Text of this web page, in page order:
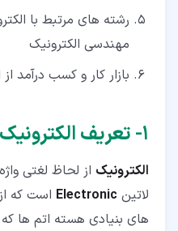
۴‏-‏۱‏- انواع مدارهای الکترونیکی
۵‏- رشته الکترونیک
۵‏-‏۱‏- زیر شاخه های اصلی الکترونیک
رشته های مرتبط با
مهندسی الکترونیک
بازار کار و کسب درآمد از
۱‏- تعریف الکترونیک چیست؟
الکترونیک از لحاظ لغتی
لاتین Electronic است که از
های بنیادی هسته اتم ها